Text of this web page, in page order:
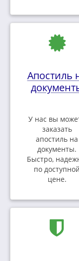
Апостиль
У нас вы
заказать
апостиль на
документы.
Быстро,
по доступной
цене.